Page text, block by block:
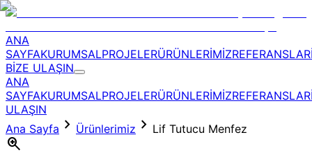
ANA
SAYFAKURUMSALPROJELERÜRÜNLERİMİZREFERANSLAR
BİZE ULAŞIN
ANA
SAYFAKURUMSALPROJELERÜRÜNLERİMİZREFERANSLAR
ULAŞIN
Ana Sayfa chevron_right Ürünlerimiz chevron_right Lif Tutucu Menfez
zoom_in